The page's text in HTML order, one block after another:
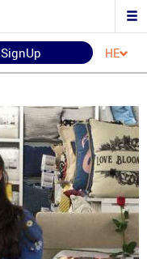
SignUp HE